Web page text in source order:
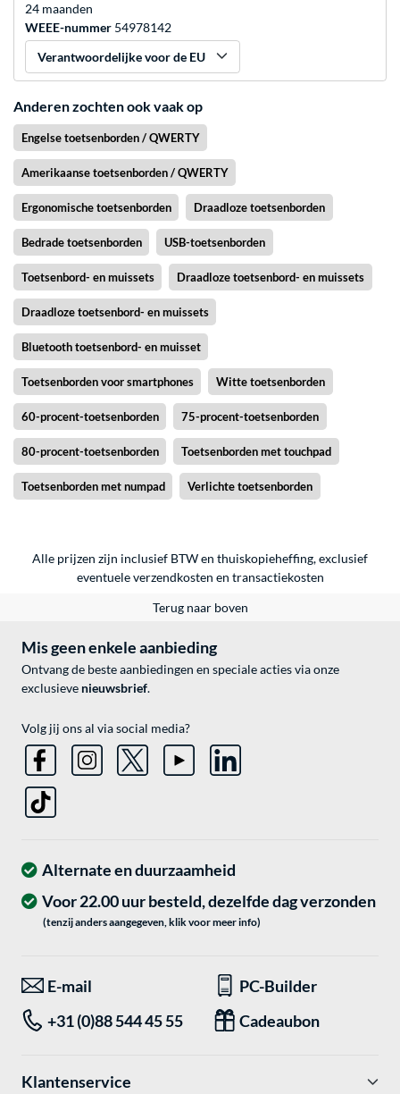
24 maanden
WEEE-nummer 54978142
Verantwoordelijke voor de EU
Anderen zochten ook vaak op
Engelse toetsenborden / QWERTY
Amerikaanse toetsenborden / QWERTY
Ergonomische toetsenborden Draadloze toetsenborden
Bedrade toetsenborden USB-toetsenborden
Toetsenbord- en muissets Draadloze toetsenbord- en muissets
Draadloze toetsenbord- en muissets
Bluetooth toetsenbord- en muisset
Toetsenborden voor smartphones Witte toetsenborden
60-procent-toetsenborden 75-procent-toetsenborden
80-procent-toetsenborden Toetsenborden met touchpad
Toetsenborden met numpad Verlichte toetsenborden
Alle prijzen zijn inclusief BTW en thuiskopieheffing, exclusief
eventueleverzendkosten en transactiekosten
Terug naar boven
Mis geen enkele aanbieding
Ontvang de beste aanbiedingen en speciale acties via onze
exclusieve nieuwsbrief.
Volg jij ons al via social media?
Alternate en duurzaamheid
Voor 22.00 uur besteld, dezelfde dag verzonden
(tenzij anders aangegeven, klik voor meer info)
E-mail
PC-Builder
+31 (0)88 544 45 55
Cadeaubon
Klantenservice